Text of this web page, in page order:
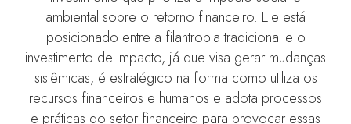
ambiental sobre o retorno financeiro. Ele está
posicionado entre a filantropia tradicional e o
investimento de impacto, já que visa gerar mudanças
sistêmicas, é estratégico na forma como utiliza os
recursos financeiros e humanos e adota processos
e práticas do setor financeiro para provocar essas